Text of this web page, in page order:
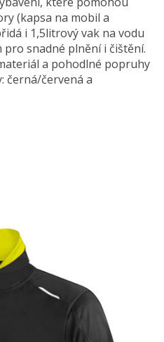
(kapsa na mobil a
i 1,5litrový vak na vodu
snadné plnění i čištění.
a pohodlné popruhy
černá/červená a